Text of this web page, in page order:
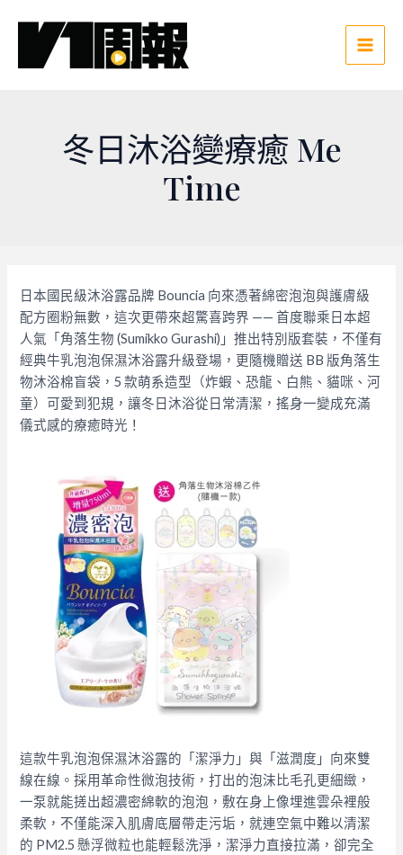
Main
冬日沐浴變療癒 Me
Time
日本國民級沐浴露品牌 Bouncia 向來憑著綿密泡泡與護膚級
配方圈粉無數，這次更帶來超驚喜跨界 —— 首度聯乘日本超
人氣「角落生物 (Sumikko Gurashi)」推出特別版套裝，不僅有
經典牛乳泡泡保濕沐浴露升級登場，更隨機贈送 BB 版角落生
物沐浴棉盲袋，5 款萌系造型（炸蝦、恐龍、白熊、貓咪、河
童）可愛到犯規，讓冬日沐浴從日常清潔，搖身一變成充滿
儀式感的療癒時光！
這款牛乳泡泡保濕沐浴露的「潔淨力」與「滋潤度」向來雙
線在線。採用革命性微泡技術，打出的泡沫比毛孔更細緻，
一泵就能搓出超濃密綿軟的泡泡，敷在身上像埋進雲朵裡般
柔軟，不僅能深入肌膚底層帶走污垢，就連空氣中難以清潔
的 PM2.5 懸浮微粒也能輕鬆洗淨，潔淨力直接拉滿，卻完全